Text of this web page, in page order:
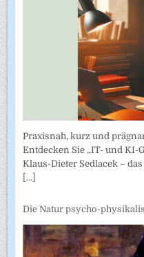
Praxisnah, kurz und
Entdecken Sie „IT- und
Klaus-Dieter Sedlacek –
[...]
Die Natur psycho-